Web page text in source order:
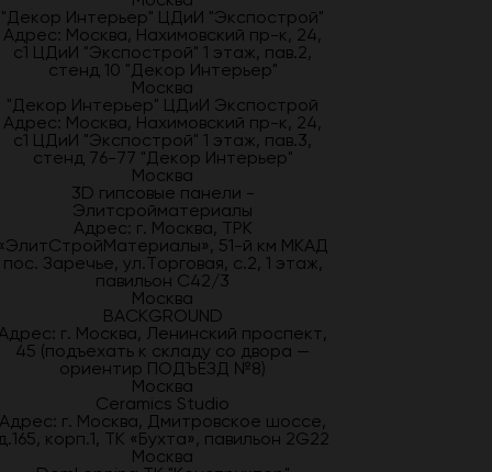
"Декор Интерьер" ЦДиИ "Экспострой"
Адрес: Москва, Нахимовский пр-к, 24,
с1 ЦДиИ "Экспострой" 1 этаж, пав.2,
стенд 10 "Декор Интерьер"
Москва
"Декор Интерьер" ЦДиИ Экспострой
Адрес: Москва, Нахимовский пр-к, 24,
с1 ЦДиИ "Экспострой" 1 этаж, пав.3,
стенд 76-77 "Декор Интерьер"
Москва
3D гипсовые панели -
Элитсройматериалы
Адрес: г. Москва, ТРК
51-й км МКАД
пос. Заречье, ул.Торговая, с.2, 1 этаж,
павильон С42/3
Москва
BACKGROUND
г. Москва, Ленинский проспект,
45 (подъехать к складу со двора —
ориентир ПОДЪЕЗД №8)
Москва
Ceramics Studio
Адрес: г. Москва, Дмитровское шоссе,
корп.1, ТК «Бухта», павильон 2G22
Москва